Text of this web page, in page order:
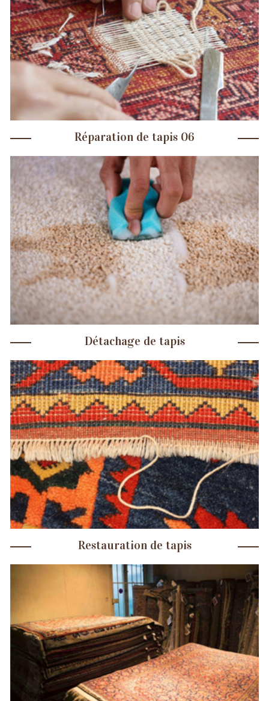
Réparation de tapis 06
Détachage de tapis
Restauration de tapis